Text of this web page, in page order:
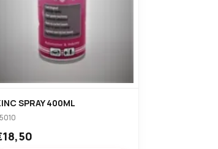
SPRAY 400ML